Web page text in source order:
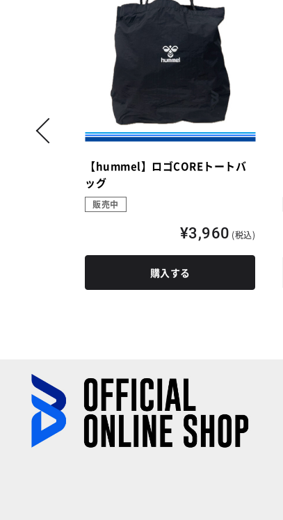
【hummel】ロゴCOREトートバ
ッグ
販売中
¥3,960 (税込)
購入する